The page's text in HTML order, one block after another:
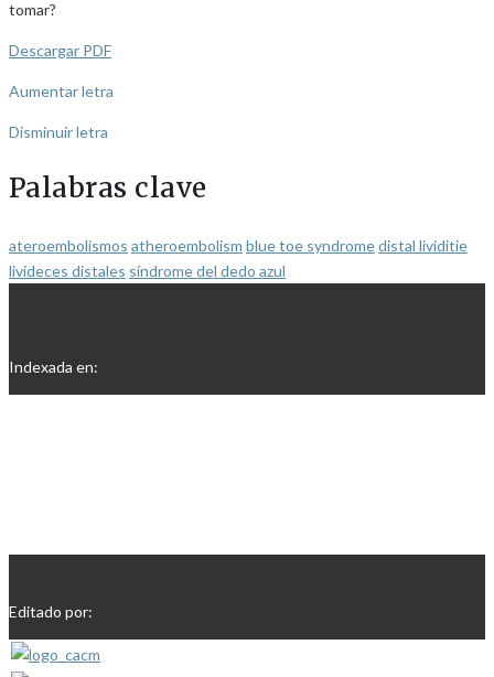
Descargar PDF
Aumentar letra
Disminuir letra
Palabras clave
ateroembolismos atheroembolism blue toe syndromedistal lividitie
livideces distales síndrome del dedo azul
Indexada en:
Editado por: